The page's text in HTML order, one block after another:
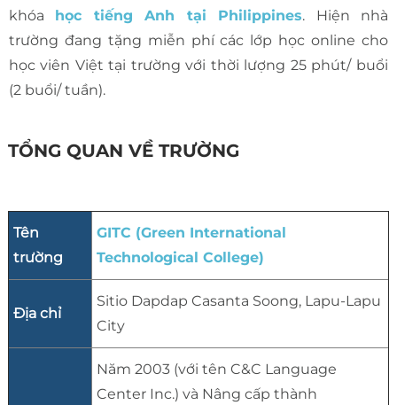
khóa học tiếng Anh tại Philippines. Hiện nhà
trường đang tặng miễn phí các lớp học online cho
học viên Việt tại trường với thời lượng 25 phút/ buổi
(2 buổi/ tuần).
TỔNG QUAN VỀ TRƯỜNG
Tên
trường
GITC (Green International
Technological College)
Địa chỉ
Sitio Dapdap Casanta Soong, Lapu-Lapu
City
Năm 2003 (với tên C&C Language
Center Inc.) và Nâng cấp thành